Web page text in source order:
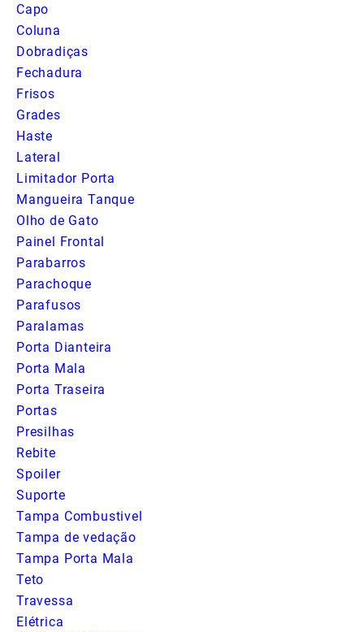
Capo
Coluna
Dobradiças
Fechadura
Frisos
Grades
Haste
Lateral
Limitador Porta
Mangueira Tanque
Olho de Gato
Painel Frontal
Parabarros
Parachoque
Parafusos
Paralamas
Porta Dianteira
Porta Mala
Porta Traseira
Portas
Presilhas
Rebite
Spoiler
Suporte
Tampa Combustivel
Tampa de vedação
Tampa Porta Mala
Teto
Travessa
Elétrica